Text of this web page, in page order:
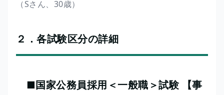
（Sさん、30歳）
２．各試験区分の詳細
■国家公務員採用＜一般職＞試験 【事